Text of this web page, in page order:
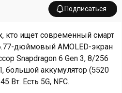
Подписаться
кто ищет современный смарт
дюймовый AMOLED-экран
Snapdragon 6 Gen 3, 8/256
большой аккумулятор (5520
Вт. Есть 5G, NFC.